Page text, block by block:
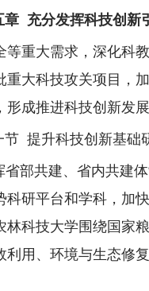
章 充分发挥科技创新
重大需求，深化科
大科技攻关项目，
成推进科技创新发展
节 提升科技创新基础
部共建、省内共建
研平台和学科，加
科技大学围绕国家
用、环境与生态修